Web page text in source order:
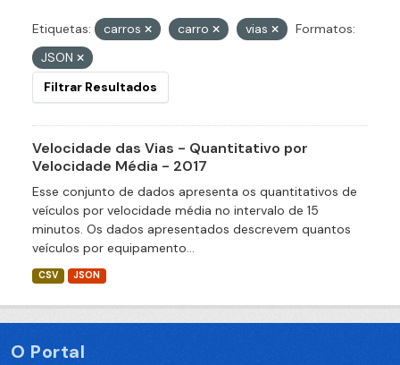
Etiquetas: carros carro vias
Formatos:
JSON
Filtrar Resultados
Velocidade das Vias - Quantitativo por
Velocidade Média - 2017
Esse conjunto de dados apresenta os quantitativos de
veículos por velocidade média no intervalo de 15
minutos. Os dados apresentados descrevem quantos
veículos por equipamento...
CSV JSON
O Portal